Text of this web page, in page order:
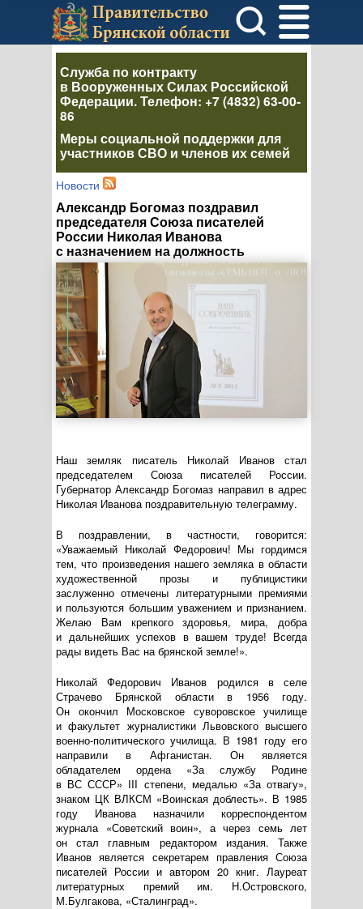
Служба по контракту
в Вооруженных Силах Российской
Федерации. Телефон: +7 (4832) 63-00-
86
Меры социальной поддержки для
участников СВО и членов их семей
Новости
Александр Богомаз поздравил
председателя Союза писателей
России Николая Иванова
с назначением на должность
Наш земляк писатель Николай Иванов стал
председателем Союза писателей России.
Губернатор Александр Богомаз направил в адрес
Николая Иванова поздравительную телеграмму.
В поздравлении, в частности, говорится:
«Уважаемый Николай Федорович! Мы гордимся
тем, что произведения нашего земляка в области
художественной прозы и публицистики
заслуженно отмечены литературными премиями
и пользуются большим уважением и признанием.
Желаю Вам крепкого здоровья, мира, добра
и дальнейших успехов в вашем труде! Всегда
рады видеть Вас на брянской земле!».
Николай Федорович Иванов родился в селе
Страчево Брянской области в 1956 году.
Он окончил Московское суворовское училище
и факультет журналистики Львовского высшего
военно-политического училища. В 1981 году его
направили в Афганистан. Он является
обладателем ордена «За службу Родине
в ВС СССР» III степени, медалью «За отвагу»,
знаком ЦК ВЛКСМ «Воинская доблесть». В 1985
году Иванова назначили корреспондентом
журнала «Советский воин», а через семь лет
он стал главным редактором издания. Также
Иванов является секретарем правления Союза
писателей России и автором 20 книг. Лауреат
литературных премий им. Н.Островского,
М.Булгакова, «Сталинград».